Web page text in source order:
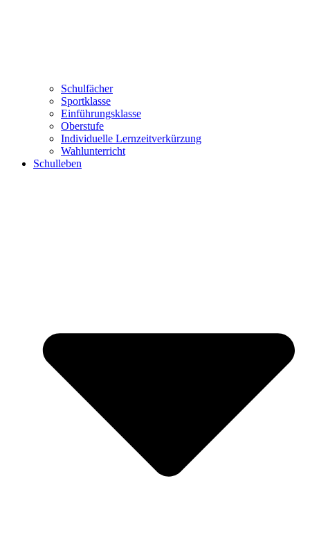
Schulfächer
Sportklasse
Einführungsklasse
Oberstufe
Individuelle Lernzeitverkürzung
Wahlunterricht
Schulleben